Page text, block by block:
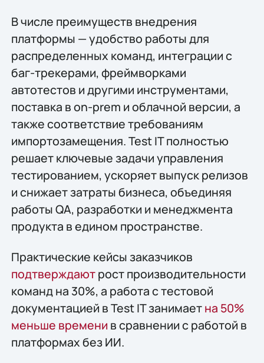
В числе преимуществ внедрения
платформы — удобство работы для
распределенных команд, интеграции с
баг-трекерами, фреймворками
автотестов и другими инструментами,
поставка в on-prem и облачной версии, а
также соответствие требованиям
импортозамещения. Test IT полностью
решает ключевые задачи управления
тестированием, ускоряет выпуск релизов
и снижает затраты бизнеса, объединяя
работы QA, разработки и менеджмента
продукта в едином пространстве.
Практические кейсы заказчиков
подтверждаютрост производительности
команд на 30%, а работа с тестовой
документацией в Test IT занимаетна 50%
меньше времени в сравнении с работой в
платформах без ИИ.